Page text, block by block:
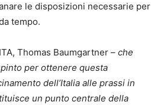
le disposizioni necessarie per
tempo.
Thomas Baumgartner – che
per ottenere questa
dell’Italia alle prassi in
un punto centrale della